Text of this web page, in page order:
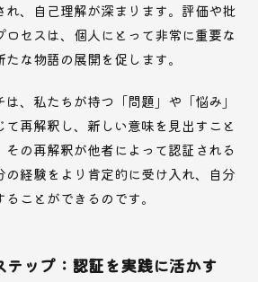
れ、自己理解が深まります。評価や批
セスは、個人にとって非常に重要な
な物語の展開を促します。
、私たちが持つ「問題」や「悩み」
て再解釈し、新しい意味を見出すこと
その再解釈が他者によって認証される
の経験をより肯定的に受け入れ、自分
ことができるのです。
テップ：認証を実践に活かす